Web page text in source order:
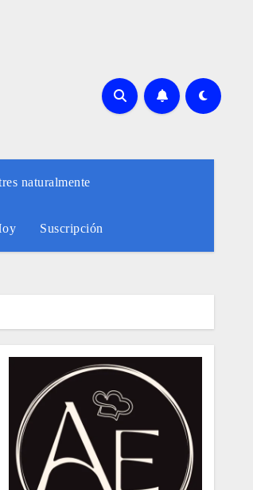
naturalmente
Suscripción